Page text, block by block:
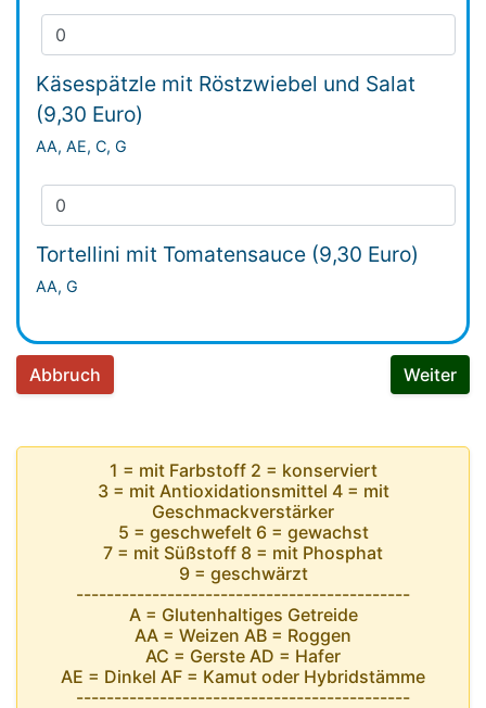
Käsespätzle mit Röstzwiebel und Salat
(9,30 Euro)
AA, AE, C, G
Tortellini mit Tomatensauce (9,30 Euro)
AA, G
Abbruch Weiter
1 = mit Farbstoff 2 = konserviert
3 = mit Antioxidationsmittel 4 = mit
Geschmackverstärker
5 = geschwefelt 6 = gewachst
7 = mit Süßstoff 8 = mit Phosphat
9 = geschwärzt
--------------------------------------------
A = Glutenhaltiges Getreide
AA = Weizen AB = Roggen
AC = Gerste AD = Hafer
AE = Dinkel AF = Kamut oder Hybridstämme
--------------------------------------------